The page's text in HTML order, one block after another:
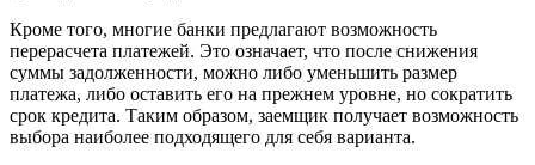
Кроме того, многие банки предлагают возможность
перерасчета платежей. Это означает, что после снижения
суммы задолженности, можно либо уменьшить размер
платежа, либо оставить его на прежнем уровне, но сократить
срок кредита. Таким образом, заемщик получает возможность
выбора наиболее подходящего для себя варианта.